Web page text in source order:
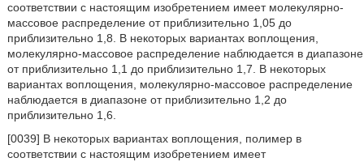
соответствии с настоящим изобретением имеет молекулярно-
массовое распределение от приблизительно 1,05 до
приблизительно 1,8. В некоторых вариантах воплощения,
молекулярно-массовое распределение наблюдается в диапазоне
от приблизительно 1,1 до приблизительно 1,7. В некоторых
вариантах воплощения, молекулярно-массовое распределение
наблюдается в диапазоне от приблизительно 1,2 до
приблизительно 1,6.
[0039] В некоторых вариантах воплощения, полимер в
соответствии с настоящим изобретением имеет